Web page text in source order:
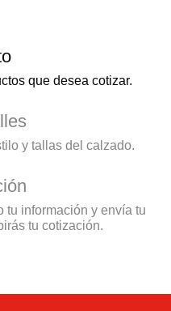
que desea cotizar.
y tallas del calzado.
tu información y envía tu
tu cotización.